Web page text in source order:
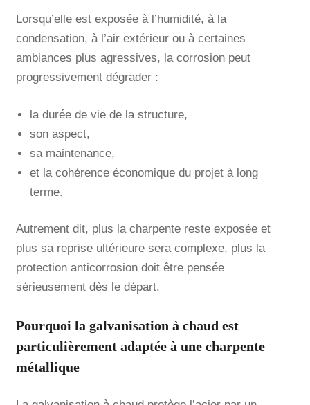
Lorsqu’elle est exposée à l’humidité, à la
condensation, à l’air extérieur ou à certaines
ambiances plus agressives, la corrosion peut
progressivement dégrader :
la durée de vie de la structure,
son aspect,
sa maintenance,
et la cohérence économique du projet à long
terme.
Autrement dit, plus la charpente reste exposée et
plus sa reprise ultérieure sera complexe, plus la
protection anticorrosion doit être pensée
sérieusement dès le départ.
Pourquoi la galvanisation à chaud est
particulièrement adaptée à une charpente
métallique